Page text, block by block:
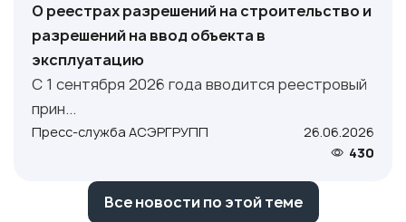
О реестрах разрешений на строительство и
разрешений на ввод объекта в
эксплуатацию
С 1 сентября 2026 года вводится реестровый
прин...
Пресс-служба АСЭРГРУПП
26.06.2026
430
Все новости по этой теме